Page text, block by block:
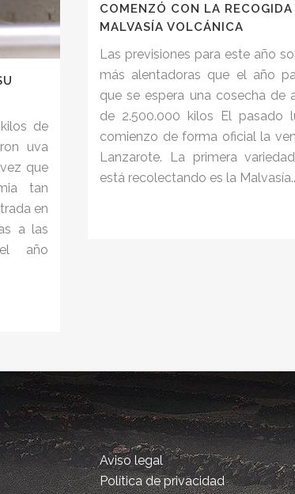
de
uva
que
tan
en
a las
año
COMENZÓ CON LA
MALVASÍA VOLCÁNICA
Las previsiones para este año
más alentadoras que el año
que se espera una cosecha de
de 2.500.000 kilos El pasado
comienzo de forma oficial la
Lanzarote. La primera
está recolectando es la
Aviso legal
Política de privacidad